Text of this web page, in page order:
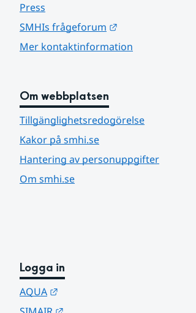
Press
SMHIs frågeforum
Mer kontaktinformation
Om webbplatsen
Tillgänglighetsredogörelse
Kakor på smhi.se
Hantering av personuppgifter
Om smhi.se
Logga in
AQUA